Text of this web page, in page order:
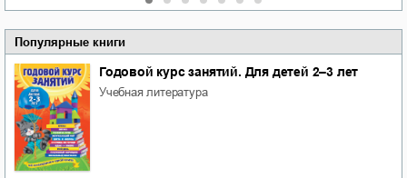
Популярные книги
Годовой курс занятий. Для детей 2–3 лет
учебная литература